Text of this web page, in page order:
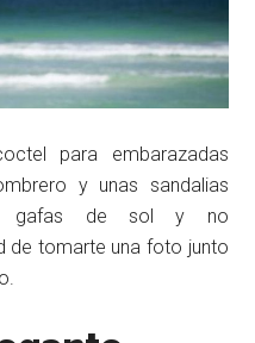
para embarazadas
y unas sandalias
gafas de sol y no
de tomarte una foto junto